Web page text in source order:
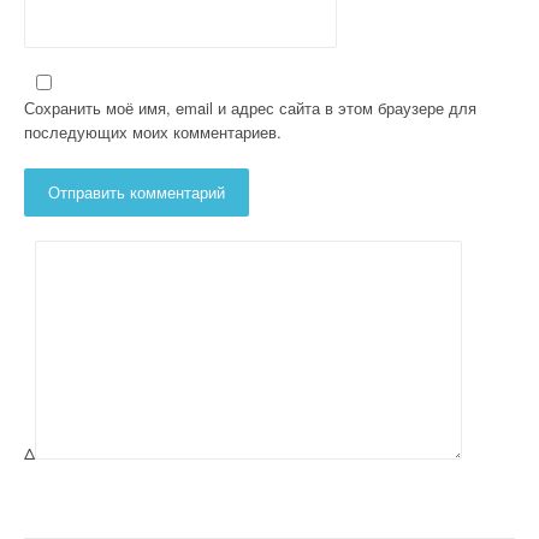
Сохранить моё имя, email и адрес сайта в этом браузере для
последующих моих комментариев.
Δ